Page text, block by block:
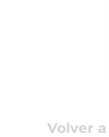
Volver